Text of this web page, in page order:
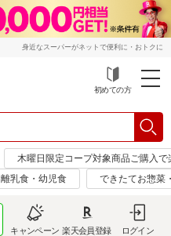
身近なスーパーがネットで便利に・おトクに
初めての方
木曜日限定コープ対象商品ご購入
離乳食・幼児食 できたてお惣菜
キャンペーン 楽天会員登録 ログイン